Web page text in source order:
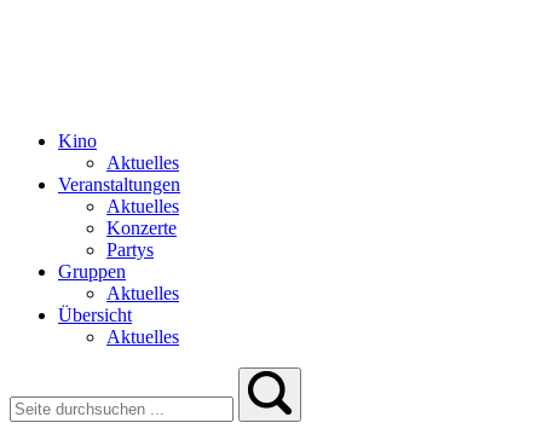
Kino
Aktuelles
Veranstaltungen
Aktuelles
Konzerte
Partys
Gruppen
Aktuelles
Übersicht
Aktuelles